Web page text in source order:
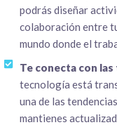
podrás diseñar
colaboración entre
mundo donde el
Te conecta con
tecnología está
una de las
mantienes